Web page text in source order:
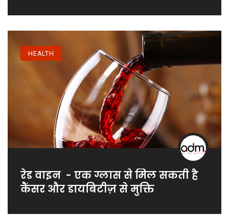
HEALTH
रेड वाइन - एक ग्लास से मिल सकती है
कैंसर और डायबिटीज़ से मुक्ति